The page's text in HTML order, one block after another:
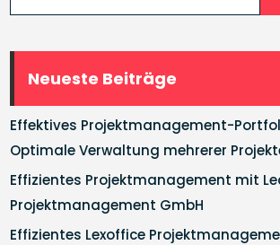
Neueste Beiträge
Effektives Projektmanagement-
Optimale Verwaltung mehrerer
Effizientes Projektmanagement mit
Projektmanagement GmbH
Effizientes Lexoffice